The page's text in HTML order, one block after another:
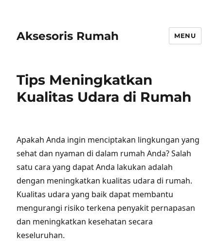
Aksesoris Rumah MENU
Tips Meningkatkan
Kualitas Udara di Rumah
Apakah Anda ingin menciptakan lingkungan yang
sehat dan nyaman di dalam rumah Anda? Salah
satu cara yang dapat Anda lakukan adalah
dengan meningkatkan kualitas udara di rumah.
Kualitas udara yang baik dapat membantu
mengurangi risiko terkena penyakit pernapasan
dan meningkatkan kesehatan secara
keseluruhan.